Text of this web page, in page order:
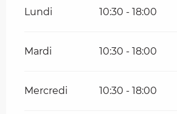
Lundi 10:30 - 18:00
Mardi 10:30 - 18:00
Mercredi 10:30 - 18:00